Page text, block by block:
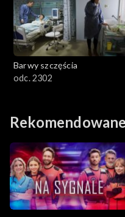
Barwy szczęścia
odc. 2302